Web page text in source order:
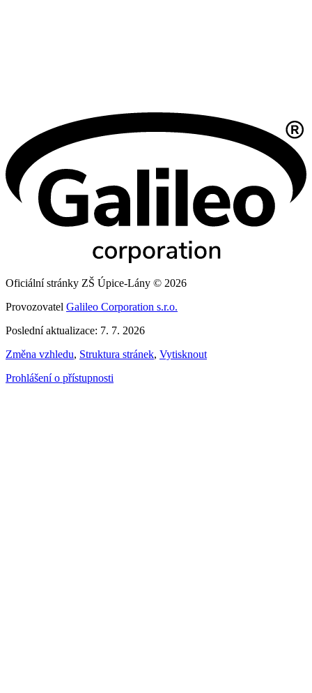
Oficiální stránky ZŠ Úpice-Lány © 2026
Provozovatel Galileo Corporation s.r.o.
Poslední aktualizace: 7. 7. 2026
Změna vzhledu, Struktura stránek, Vytisknout
Prohlášení o přístupnosti